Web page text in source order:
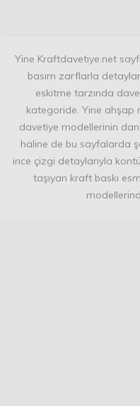
Yine Kraftdavetiye.net
basım zarflarla
eskitme tarzında
kategoride. Yine ahşap
davetiye modellerinin
haline de bu sayfalarda
ince çizgi detaylarıyla
taşıyan kraft baskı